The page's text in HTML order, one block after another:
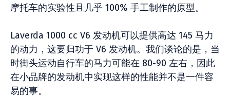
摩托车的实验性且几乎 100% 手工制作的原型。
Laverda 1000 cc V6 发动机可以提供高达 145 马力
的动力，这要归功于 V6 发动机。我们谈论的是，当
时街头运动自行车的马力可能在 80-90 左右，因此
在小品牌的发动机中实现这样的性能并不是一件容
易的事。